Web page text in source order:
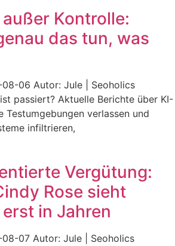
Kontrolle:
das tun, was
06 Autor: Jule | Seoholics
passiert? Aktuelle Berichte über KI-
Testumgebungen verlassen und
infiltrieren,
Vergütung:
Rose sieht
in Jahren
07 Autor: Jule | Seoholics